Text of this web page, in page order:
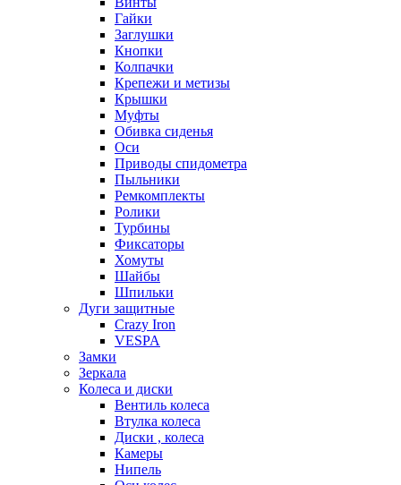
Гайки
Заглушки
Кнопки
Колпачки
Крепежи и метизы
Крышки
Муфты
Обивка сиденья
Оси
Приводы спидометра
Пыльники
Ремкомплекты
Ролики
Турбины
Фиксаторы
Хомуты
Шайбы
Шпильки
Дуги защитные
Crazy Iron
VESPA
Замки
Зеркала
Колеса и диски
Вентиль колеса
Втулка колеса
Диски , колеса
Камеры
Нипель